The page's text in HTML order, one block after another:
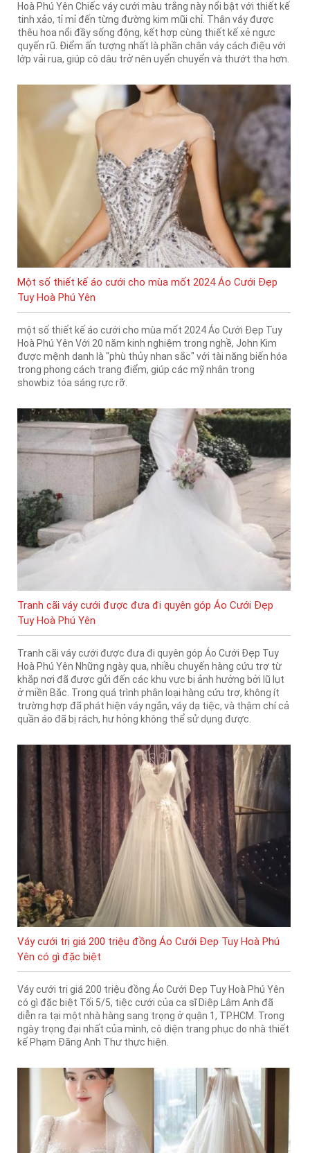
Hoà Phú Yên Chiếc váy cưới màu trắng này nổi bật với thiết kế
tinh xảo, tỉ mỉ đến từng đường kim mũi chỉ. Thân váy được
thêu hoa nổi đầy sống động, kết hợp cùng thiết kế xẻ ngực
quyến rũ. Điểm ấn tượng nhất là phần chân váy cách điệu với
lớp vải rua, giúp cô dâu trở nên uyển chuyển và thướt tha hơn.
Một số thiết kế áo cưới cho mùa mốt 2024 Áo Cưới Đẹp
Tuy Hoà Phú Yên
một số thiết kế áo cưới cho mùa mốt 2024 Áo Cưới Đẹp Tuy
Hoà Phú Yên Với 20 năm kinh nghiệm trong nghề, John Kim
được mệnh danh là "phù thủy nhan sắc" với tài năng biến hóa
trong phong cách trang điểm, giúp các mỹ nhân trong
showbiz tỏa sáng rực rỡ.
Tranh cãi váy cưới được đưa đi quyên góp Áo Cưới Đẹp
Tuy Hoà Phú Yên
Tranh cãi váy cưới được đưa đi quyên góp Áo Cưới Đẹp Tuy
Hoà Phú Yên Những ngày qua, nhiều chuyến hàng cứu trợ từ
khắp nơi đã được gửi đến các khu vực bị ảnh hưởng bởi lũ lụt
ở miền Bắc. Trong quá trình phân loại hàng cứu trợ, không ít
trường hợp đã phát hiện váy ngắn, váy dạ tiệc, và thậm chí cả
quần áo đã bị rách, hư hỏng không thể sử dụng được.
Váy cưới trị giá 200 triệu đồng Áo Cưới Đẹp Tuy Hoà Phú
Yên có gì đặc biệt
Váy cưới trị giá 200 triệu đồng Áo Cưới Đẹp Tuy Hoà Phú Yên
có gì đặc biệt Tối 5/5, tiệc cưới của ca sĩ Diệp Lâm Anh đã
diễn ra tại một nhà hàng sang trọng ở quận 1, TP.HCM. Trong
ngày trọng đại nhất của mình, cô diện trang phục do nhà thiết
kế Phạm Đăng Anh Thư thực hiện.